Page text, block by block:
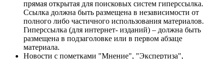
прямая открытая для поисковых систем гиперссылка.
Ссылка должна быть размещена в независимости от
полного либо частичного использования материалов.
Гиперссылка (для интернет- изданий) – должна быть
размещена в подзаголовке или в первом абзаце
материала.
Новости с пометками "Мнение", "Экспертиза",